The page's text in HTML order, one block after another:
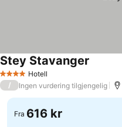
4 StjernerHotell
Stey Stavanger
/ Ingen vurdering tilgjengelig
Fra 616 kr